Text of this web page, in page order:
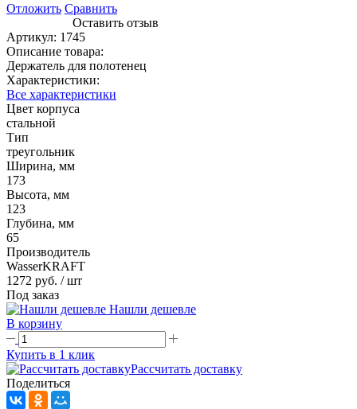
Отложить Сравнить
Оставить отзыв
Артикул: 1745
Описание товара:
Держатель для полотенец
Характеристики:
Все характеристики
Цвет корпуса
стальной
Тип
треугольник
Ширина, мм
173
Высота, мм
123
Глубина, мм
65
Производитель
WasserKRAFT
1272 руб. / шт
Под заказ
Нашли дешевле
В корзину
Купить в 1 клик
Рассчитать доставку
Поделиться